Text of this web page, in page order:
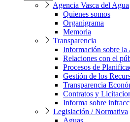
Agencia Vasca del Agua
Quienes somos
Organigrama
Memoria
Transparencia
Información sobre la
Relaciones con el
Procesos de
Gestión de los
Transparencia
Contratos y
Informa sobre
Legislación / Normativa
Aguas